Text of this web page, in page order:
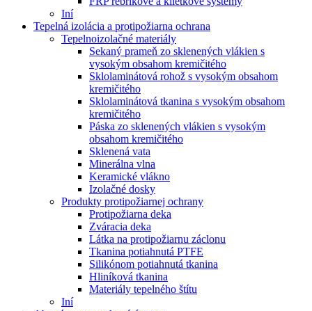
Iní
Tepelná izolácia a protipožiarna ochrana
Tepelnoizolačné materiály
Sekaný prameň zo sklenených vlákien s
vysokým obsahom kremičitého
Sklolaminátová rohož s vysokým obsahom
kremičitého
Sklolaminátová tkanina s vysokým obsahom
kremičitého
Páska zo sklenených vlákien s vysokým
obsahom kremičitého
Sklenená vata
Minerálna vlna
Keramické vlákno
Izolačné dosky
Produkty protipožiarnej ochrany
Protipožiarna deka
Zváracia deka
Látka na protipožiarnu záclonu
Tkanina potiahnutá PTFE
Silikónom potiahnutá tkanina
Hliníková tkanina
Materiály tepelného štítu
Iní